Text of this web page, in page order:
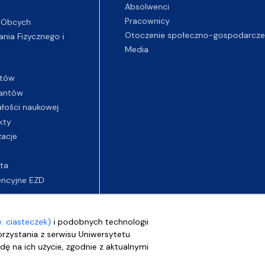
ciasteczek) i podobnych technologii
z serwisu Uniwersytetu
na ich użycie, zgodnie z aktualnymi
Fizycznego i
naukowej
EZD
Absolwenci
Pracownicy
Otoczenie społeczno-gospodarcze
Media